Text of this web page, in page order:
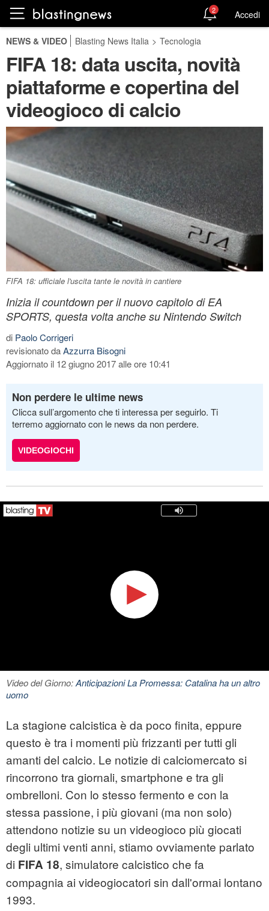
2 Accedi
NEWS & VIDEO Blasting News Italia > Tecnologia
FIFA 18: data uscita, novità
piattaforme e copertina del
videogioco di calcio
FIFA 18: ufficiale l'uscita tante le novità in cantiere
Inizia il countdown per il nuovo capitolo di EA
SPORTS, questa volta anche su Nintendo Switch
di Paolo Corrigeri
revisionato daAzzurra Bisogni
Aggiornato il 12 giugno 2017 alle ore 10:41
Non perdere le ultime news
Clicca sull’argomento che ti interessa per seguirlo. Ti
terremo aggiornato con le news da non perdere.
VIDEOGIOCHI
Video del Giorno:Anticipazioni La Promessa: Catalina ha un altro
uomo
La stagione calcistica è da poco finita, eppure
questo è tra i momenti più frizzanti per tutti gli
amanti del calcio. Le notizie di calciomercato si
rincorrono tra giornali, smartphone e tra gli
ombrelloni. Con lo stesso fermento e con la
stessa passione, i più giovani (ma non solo)
attendono notizie su un videogioco più giocati
degli ultimi venti anni, stiamo ovviamente parlato
di FIFA 18, simulatore calcistico che fa
compagnia ai videogiocatori sin dall'ormai lontano
1993.